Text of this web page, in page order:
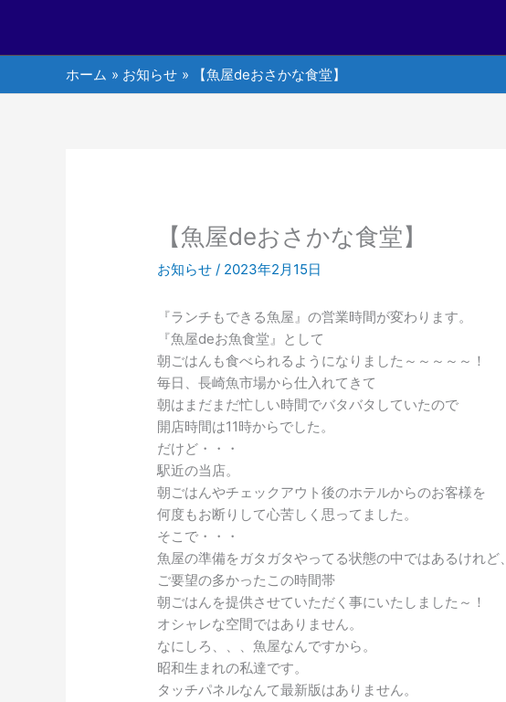
ホーム お知らせ 【魚屋deおさかな食堂】
【魚屋deおさかな食堂】
お知らせ / 2023年2月15日
『ランチもできる魚屋』の営業時間が変わります。
『魚屋deお魚食堂』として
朝ごはんも食べられるようになりました～～～～～！
毎日、長崎魚市場から仕入れてきて
朝はまだまだ忙しい時間でバタバタしていたので
開店時間は11時からでした。
だけど・・・
駅近の当店。
朝ごはんやチェックアウト後のホテルからのお客様を
何度もお断りして心苦しく思ってました。
そこで・・・
魚屋の準備をガタガタやってる状態の中ではあるけれど、
ご要望の多かったこの時間帯
朝ごはんを提供させていただく事にいたしました～！
オシャレな空間ではありません。
なにしろ、、、魚屋なんですから。
昭和生まれの私達です。
タッチパネルなんて最新版はありません。